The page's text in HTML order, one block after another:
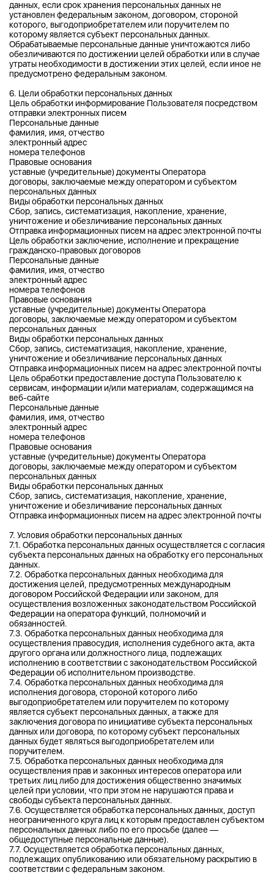
данных, если срок хранения персональных данных не
установлен федеральным законом, договором, стороной
которого, выгодоприобретателем или поручителем по
которому является субъект персональных данных.
Обрабатываемые персональные данные уничтожаются либо
обезличиваются по достижении целей обработки или в случае
утраты необходимости в достижении этих целей, если иное не
предусмотрено федеральным законом.
6. Цели обработки персональных данных
Цель обработки информирование Пользователя посредством
отправки электронных писем
Персональные данные
фамилия, имя, отчество
электронный адрес
номера телефонов
Правовые основания
уставные (учредительные) документы Оператора
договоры, заключаемые между оператором и субъектом
персональных данных
Виды обработки персональных данных
Сбор, запись, систематизация, накопление, хранение,
уничтожение и обезличивание персональных данных
Отправка информационных писем на адрес электронной почты
Цель обработки заключение, исполнение и прекращение
гражданско-правовых договоров
Персональные данные
фамилия, имя, отчество
электронный адрес
номера телефонов
Правовые основания
уставные (учредительные) документы Оператора
договоры, заключаемые между оператором и субъектом
персональных данных
Виды обработки персональных данных
Сбор, запись, систематизация, накопление, хранение,
уничтожение и обезличивание персональных данных
Отправка информационных писем на адрес электронной почты
Цель обработки предоставление доступа Пользователю к
сервисам, информации и/или материалам, содержащимся на
веб-сайте
Персональные данные
фамилия, имя, отчество
электронный адрес
номера телефонов
Правовые основания
уставные (учредительные) документы Оператора
договоры, заключаемые между оператором и субъектом
персональных данных
Виды обработки персональных данных
Сбор, запись, систематизация, накопление, хранение,
уничтожение и обезличивание персональных данных
Отправка информационных писем на адрес электронной почты
7. Условия обработки персональных данных
7.1. Обработка персональных данных осуществляется с согласия
субъекта персональных данных на обработку его персональных
данных.
7.2. Обработка персональных данных необходима для
достижения целей, предусмотренных международным
договором Российской Федерации или законом, для
осуществления возложенных законодательством Российской
Федерации на оператора функций, полномочий и
обязанностей.
7.3. Обработка персональных данных необходима для
осуществления правосудия, исполнения судебного акта, акта
другого органа или должностного лица, подлежащих
исполнению в соответствии с законодательством Российской
Федерации об исполнительном производстве.
7.4. Обработка персональных данных необходима для
исполнения договора, стороной которого либо
выгодоприобретателем или поручителем по которому
является субъект персональных данных, а также для
заключения договора по инициативе субъекта персональных
данных или договора, по которому субъект персональных
данных будет являться выгодоприобретателем или
поручителем.
7.5. Обработка персональных данных необходима для
осуществления прав и законных интересов оператора или
третьих лиц либо для достижения общественно значимых
целей при условии, что при этом не нарушаются права и
свободы субъекта персональных данных.
7.6. Осуществляется обработка персональных данных, доступ
неограниченного круга лиц к которым предоставлен субъектом
персональных данных либо по его просьбе (далее —
общедоступные персональные данные).
7.7. Осуществляется обработка персональных данных,
подлежащих опубликованию или обязательному раскрытию в
соответствии с федеральным законом.